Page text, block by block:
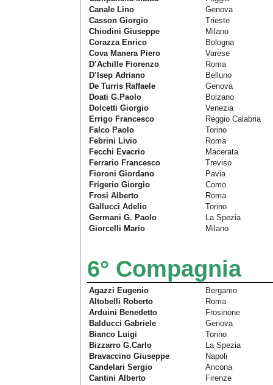
Canale Lino
Genova
Casson Giorgio
Trieste
Chiodini Giuseppe
Milano
Corazza Enrico
Bologna
Cova Manera Piero
Varese
D’Achille Fiorenzo
Roma
D’Isep Adriano
Belluno
De Turris Raffaele
Genova
Doati G.Paolo
Bolzano
Dolcetti Giorgio
Venezia
Errigo Francesco
Reggio Calabria
Falco Paolo
Torino
Febrini Livio
Roma
Fecchi Evacrio
Macerata
Ferrario Francesco
Treviso
Fioroni Giordano
Pavia
Frigerio Giorgio
Como
Frosi Alberto
Roma
Gallucci Adelio
Torino
Germani G. Paolo
La Spezia
Giorcelli Mario
Milano
6° Compagnia
Agazzi Eugenio
Bergamo
Altobelli Roberto
Roma
Arduini Benedetto
Frosinone
Balducci Gabriele
Genova
Bianco Luigi
Torino
Bizzarro G.Carlo
La Spezia
Bravaccino Giuseppe
Napoli
Candelari Sergio
Ancona
Cantini Alberto
Firenze